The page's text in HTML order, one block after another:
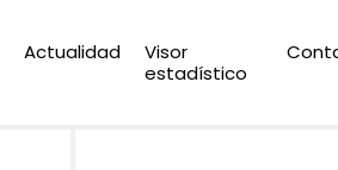
Actualidad
Visor
estadístico